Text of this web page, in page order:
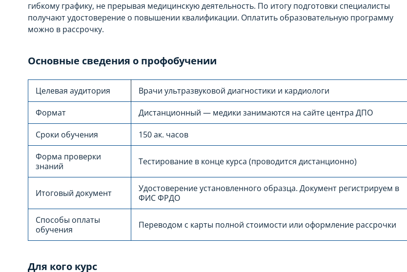
гибкому графику, не прерывая медицинскую деятельность. По итогу подготовки специалисты
получают удостоверение о повышении квалификации. Оплатить образовательную программу
можно в рассрочку.
Основные сведения о профобучении
Целевая аудитория Врачи ультразвуковой диагностики и кардиологи
Формат Дистанционный — медики занимаются на сайте центра ДПО
Сроки обучения 150 ак. часов
Форма проверки
знаний
Тестирование в конце курса (проводится дистанционно)
Итоговый документ
Удостоверение установленного образца. Документ регистрируем в
ФИС ФРДО
Способы оплаты
обучения
Переводом с карты полной стоимости или оформление рассрочки
Для кого курс